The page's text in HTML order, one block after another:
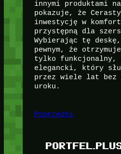
innymi produktami
pokazuje, że
inwestycję w
przystępną dla
Wybierając tę deskę,
pewnym, że
tylko
elegancki, który
przez wiele lat bez
uroku.
Poprzedni